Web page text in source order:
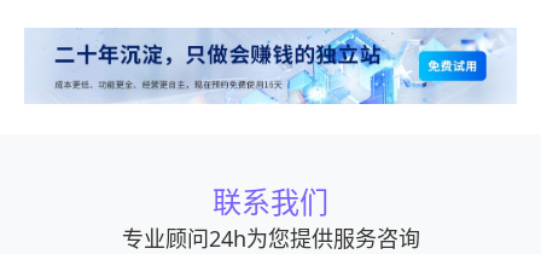
要主动邮件推广搜集客户.也要架设属于自己的外贸网站让外
国买家主动找上门来.Ueeshop2.0,联雅网络跟paypal合作的
外贸建站标准化产品,是Paypal中国在2015年的重点推荐产
品.各种设置和模板细分非常人性化,一目了然.包括多国语言,
联系我们
专业顾问24h为您提供服务咨询